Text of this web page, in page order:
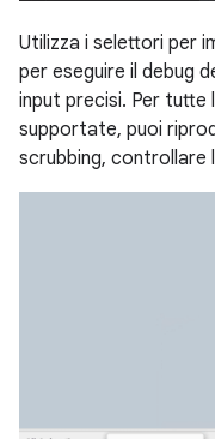
Utilizza i selettori per
per eseguire il debug
input precisi. Per tutte
supportate, puoi
scrubbing, controllare